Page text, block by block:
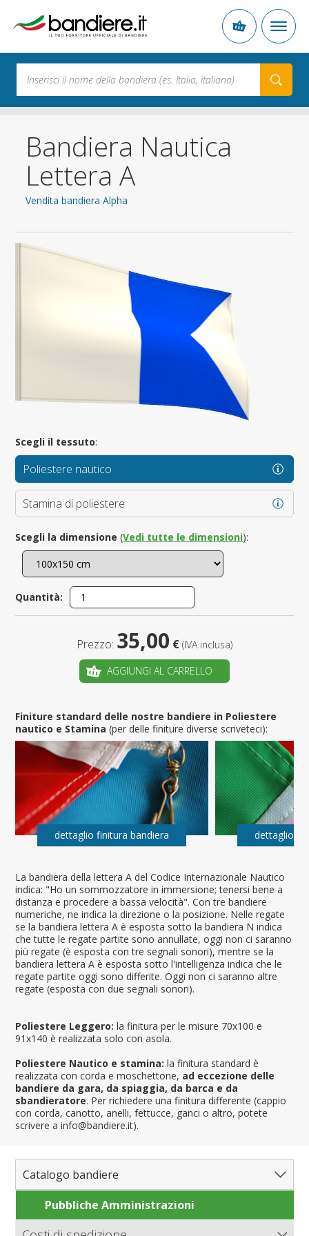
Bandiera Nautica
Lettera A
Vendita bandiera Alpha
La bandiera della lettera A del Codice Internazionale Nautico
indica: "Ho un sommozzatore in immersione; tenersi bene a
distanza e procedere a bassa velocità". Con tre bandiere
numeriche, ne indica la direzione o la posizione. Nelle regate
se la bandiera lettera A è esposta sotto la bandiera N indica
che tutte le regate partite sono annullate, oggi non ci saranno
più regate (è esposta con tre segnali sonori), mentre se la
bandiera lettera A è esposta sotto l'intelligenza indica che le
regate partite oggi sono differite. Oggi non ci saranno altre
regate (esposta con due segnali sonori).
Poliestere Leggero: la finitura per le misure 70x100 e
91x140 è realizzata solo con asola.
Poliestere Nautico e stamina: la finitura standard è
realizzata con corda e moschettone, ad eccezione delle
bandiere da gara, da spiaggia, da barca e da
sbandieratore. Per richiedere una finitura differente (cappio
con corda, canotto, anelli, fettucce, ganci o altro, potete
scrivere a info@bandiere.it).
Scegli il tessuto:
Poliestere nautico
Stamina di poliestere
Scegli la dimensione (Vedi tutte le dimensioni):
Quantità:
Prezzo: 35,00 € (IVA inclusa)
AGGIUNGI AL CARRELLO
Finiture standard delle nostre bandiere in Poliestere
nautico e Stamina(per delle finiture diverse scriveteci):
dettaglio finitura bandiera dettaglio
Catalogo bandiere
Bandiere del Mondo
Pubbliche Amministrazioni